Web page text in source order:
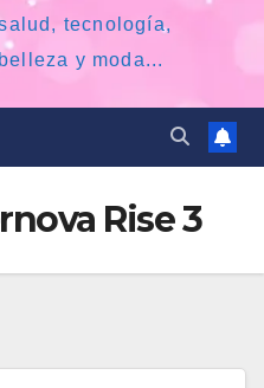
tecnología,
y moda...
Rise 3